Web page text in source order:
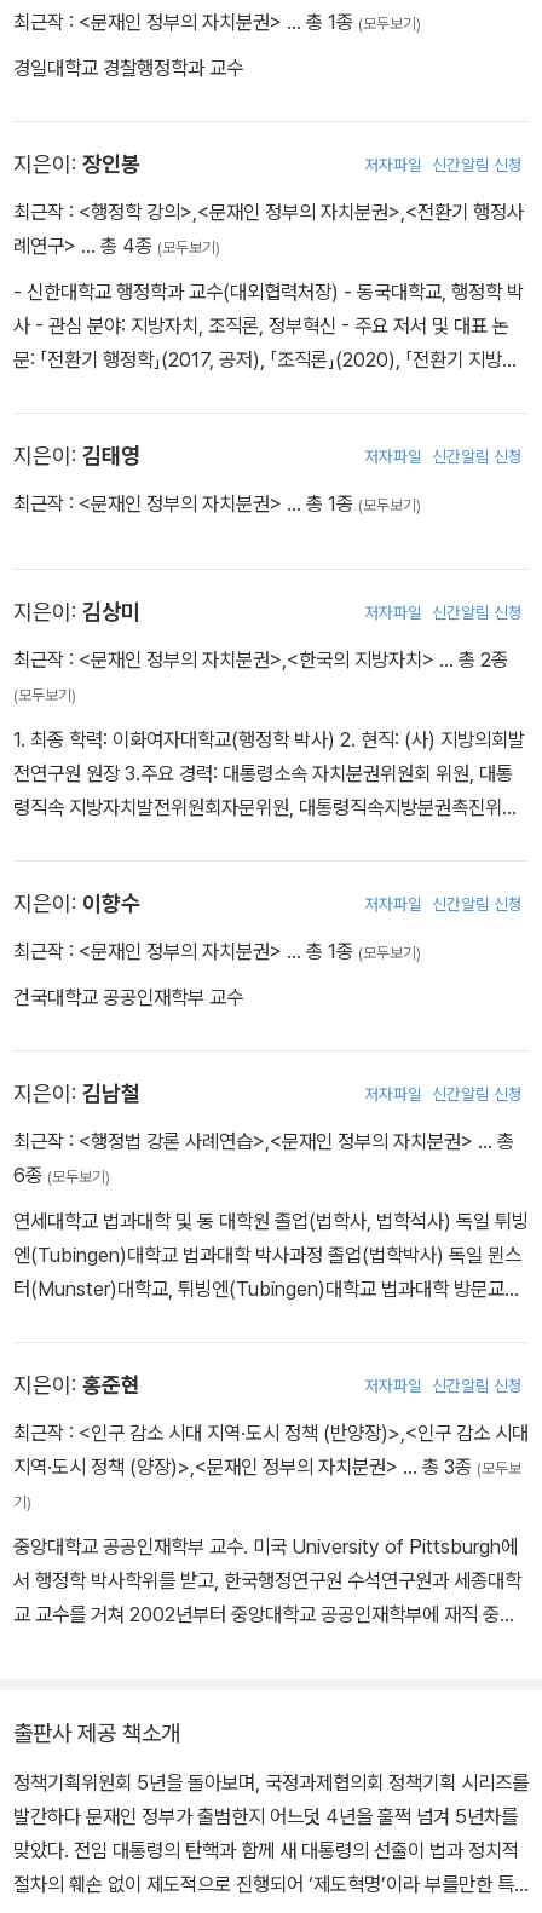
최근작 : <문재인 정부의 자치분권> … 총 1종 (모두보기)
경일대학교 경찰행정학과 교수
지은이: 장인봉 저자파일 신간알림 신청
최근작 : <행정학 강의>,<문재인 정부의 자치분권>,<전환기 행정사
례연구> … 총 4종 (모두보기)
- 신한대학교 행정학과 교수(대외협력처장) - 동국대학교, 행정학 박
사 - 관심 분야: 지방자치, 조직론, 정부혁신 - 주요 저서 및 대표 논
문: 「전환기 행정학」(2017, 공저), 「조직론」(2020), 「전환기 지방자
관계자 인식조사와 정책적 함의”(「한국지방자치연구」, 2020), “청소
년의 노동인권에 대한 인식조사와 지방정부에의 정책함의”(「한국정
한국지방자치학회 연구부회장, 한국정책개발학회 부회장, 경기도교
육청 공적심사위원회 위원, 경기교육장학재단 이사, 경기지방노동위
원장, (전) 신한대학교 교무처장, 경인행정학회 회장, 의정부시 성과
평가위원장
지은이: 김태영 저자파일 신간알림 신청
최근작 : <문재인 정부의 자치분권> … 총 1종 (모두보기)
지은이: 김상미 저자파일 신간알림 신청
최근작 : <문재인 정부의 자치분권>,<한국의 지방자치> … 총 2종
(모두보기)
1. 최종 학력: 이화여자대학교(행정학 박사) 2. 현직: (사) 지방의회발
전연구원 원장 3.주요 경력: 대통령소속 자치분권위원회 위원, 대통
령직속 지방자치발전위원회자문위원, 대통령직속지방분권촉진위원
의 자치분권(공저, 2021, 조명문화사), 공직윤리 핸드북(공역, 2018,
조명문화사), 윤리역량(공역, 2018, 조명문화사)
지은이: 이향수 저자파일 신간알림 신청
최근작 : <문재인 정부의 자치분권> … 총 1종 (모두보기)
건국대학교 공공인재학부 교수
지은이: 김남철 저자파일 신간알림 신청
최근작 : <행정법 강론 사례연습>,<문재인 정부의 자치분권> … 총
6종 (모두보기)
연세대학교 법과대학 및 동 대학원 졸업(법학사, 법학석사) 독일 튀빙
엔(Tubingen)대학교 법과대학 박사과정 졸업(법학박사) 독일 뮌스
터(Munster)대학교, 튀빙엔(Tubingen)대학교 법과대학 방문교수
비교공법학회·입법이론실무학회 등 이사 중앙행정심판위원회 위원·
부산광역시 행정심판위원회 위원·울산광역시 행정심판위원회 위원·
대통령소속 지방분권촉진위원회 및 지방자치발전위원회 실무위원·부
산광역시 지방토지수용위원회 위원·부산고등검찰청 검찰시민위원회
구본부 사회과학단 전문위원·대한민국시도지사협의회 자문위원·감사
연구원 자문위원회 자문위원·법제처 행정법제 혁신 자문위원회 분과
위원장 등 역임 현재 대통령소속 자치분권위원회 제1전문위원회 위
책자문위원·서울시지방분권협의회 등 위원 대통령 표창, 홍조근정훈
학교 법학전문대학원 교수(행정법·지방자치법·건축행정법 담당) 주
요 저서·논문 Gemeindliche Planungshoheit und uberortliche
Planungen(Peter Lang, 1998) 북한의 법체계, 9인 공저(집문당,
2004) 지방자치법주해, 58인 공저(박영사, 2004) Kommunalre
지은이: 홍준현 저자파일 신간알림 신청
최근작 : <인구 감소 시대 지역·도시 정책 (반양장)>,<인구 감소 시대
지역·도시 정책 (양장)>,<문재인 정부의 자치분권> … 총 3종 (모두보
기)
중앙대학교 공공인재학부 교수. 미국 University of Pittsburgh에
서 행정학 박사학위를 받고, 한국행정연구원 수석연구원과 세종대학
교 교수를 거쳐 2002년부터 중앙대학교 공공인재학부에 재직 중이
5), 『문재인 정부의 자치분권: 성과와 의의』(공저, 2021), Landsca
pe of Transnational Education in Korea: Challenges and Op
portunities(2021), 『다산의 행정개혁: 현대적 해석과 평가』(공편,
2010), 『한국의 지방분권』(공저, 2003), 『21세기 한국 지방자치의
비전을 말한다』(공저, 2002) 등이 있다.
출판사 제공 책소개
정책기획위원회 5년을 돌아보며, 국정과제협의회 정책기획 시리즈를
발간하다 문재인 정부가 출범한지 어느덧 4년을 훌쩍 넘겨 5년차를
맞았다. 전임 대통령의 탄핵과 함께 새 대통령의 선출이 법과 정치적
절차의 훼손 없이 제도적으로 진행되어 ‘제도혁명’이라 부를만한 특